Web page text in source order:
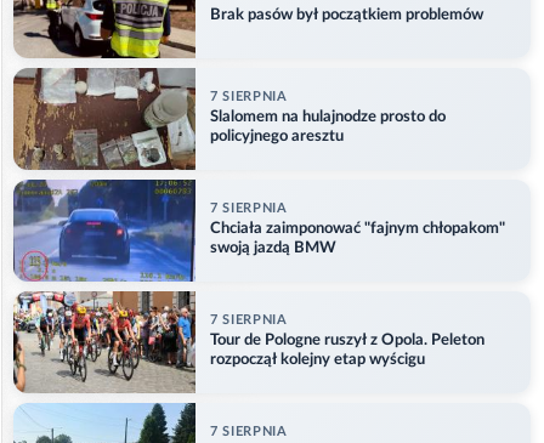
Brak pasów był początkiem problemów
7 SIERPNIA
Slalomem na hulajnodze prosto do
policyjnego aresztu
7 SIERPNIA
Chciała zaimponować "fajnym chłopakom"
swoją jazdą BMW
7 SIERPNIA
Tour de Pologne ruszył z Opola. Peleton
rozpoczął kolejny etap wyścigu
7 SIERPNIA